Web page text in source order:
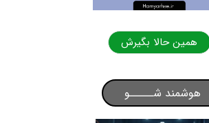
همین حالا بگیرش
هوشمند شـــــو